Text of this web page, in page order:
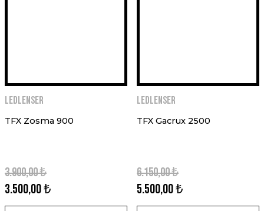
Ledlenser
TFX Zosma 900
3.500,00 ₺
3.900,00 ₺
Ledlenser
TFX Gacrux 2500
5.500,00 ₺
6.150,00 ₺